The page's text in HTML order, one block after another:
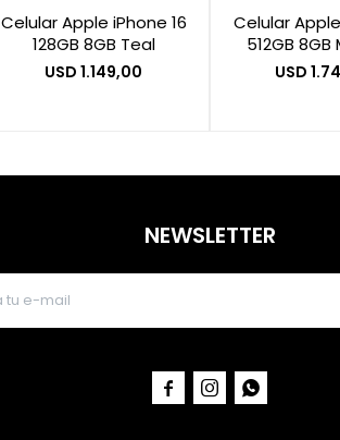
Celular Apple iPhone 16
128GB 8GB Teal
USD 1.149,00
Celular
512GB 8GB
USD
NEWSLETTER
  